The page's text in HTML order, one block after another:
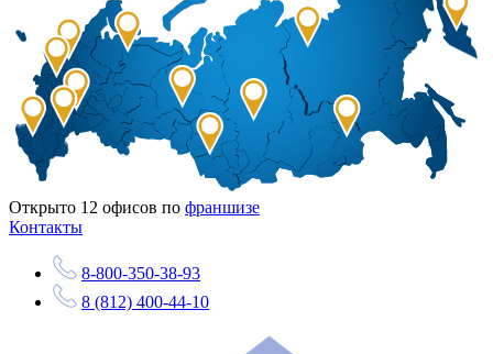
Открыто 12 офисов по франшизе
Контакты
8-800-350-38-93
8 (812) 400-44-10